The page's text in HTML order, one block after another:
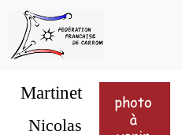
Martinet
Nicolas